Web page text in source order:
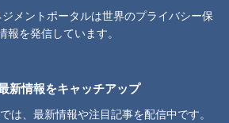
メントポータルは世界のプライバシー保
を発信しています。
新情報をキャッチアップ
は、最新情報や注目記事を配信中です。